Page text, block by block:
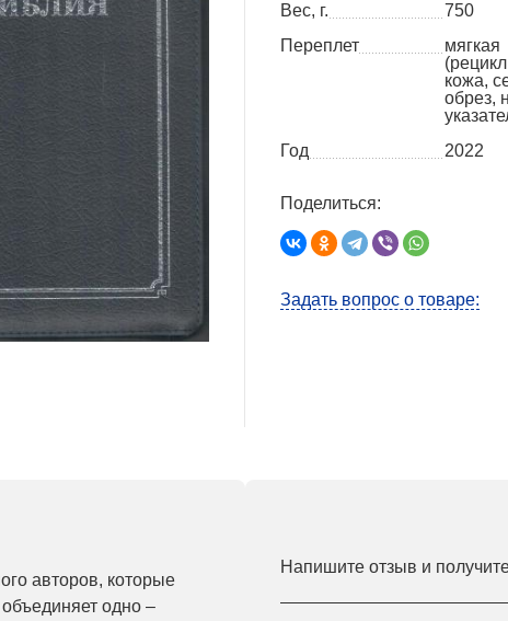
Вес, г.
750
Переплет
мягкая
кожа,
обрез,
Год
2022
Поделиться:
Задать вопрос о товаре:
авторов, которые
одно –
Напишите отзыв и